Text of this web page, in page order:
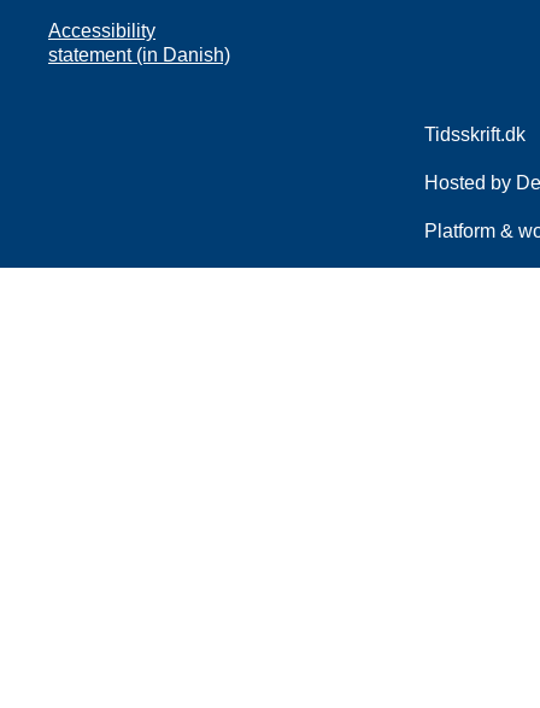
Accessibility
statement (in Danish)